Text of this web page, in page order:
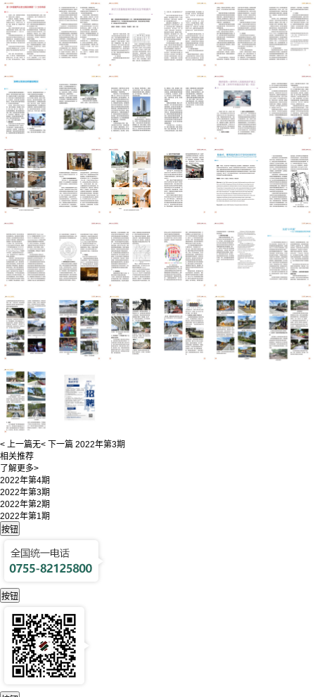
< 上一篇无< 下一篇 2022年第3期
相关推荐
了解更多>
2022年第4期
2022年第3期
2022年第2期
2022年第1期